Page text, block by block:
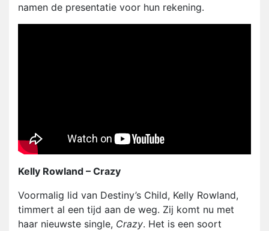
namen de presentatie voor hun rekening.
Kelly Rowland – Crazy
Voormalig lid van Destiny’s Child, Kelly Rowland,
timmert al een tijd aan de weg. Zij komt nu met
haar nieuwste single, Crazy. Het is een soort